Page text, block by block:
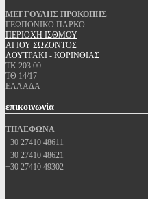
ΜΕΓΓΟΥΛΗΣ ΠΡΟΚΟΠΗΣ
ΓΕΩΠΟΝΙΚΟ ΠΑΡΚΟ
ΠΕΡΙΟΧΗ ΙΣΘΜΟΥ
ΑΓΙΟΥ ΣΩΖΟΝΤΟΣ
ΛΟΥΤΡΑΚΙ - ΚΟΡΙΝΘΙΑΣ
ΤΚ 203 00
ΤΘ 14/17
ΕΛΛΑΔΑ
επικοινωνία
ΤΗΛΕΦΩΝΑ
+30 27410 48611
+30 27410 48621
+30 27410 49302